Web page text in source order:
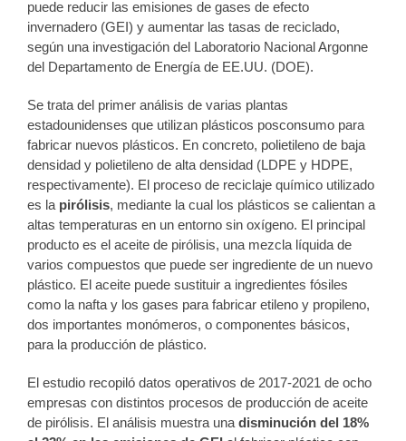
puede reducir las emisiones de gases de efecto
invernadero (GEI) y aumentar las tasas de reciclado,
según una investigación del Laboratorio Nacional Argonne
del Departamento de Energía de EE.UU. (DOE).
Se trata del primer análisis de varias plantas
estadounidenses que utilizan plásticos posconsumo para
fabricar nuevos plásticos. En concreto, polietileno de baja
densidad y polietileno de alta densidad (LDPE y HDPE,
respectivamente). El proceso de reciclaje químico utilizado
es la pirólisis, mediante la cual los plásticos se calientan a
altas temperaturas en un entorno sin oxígeno. El principal
producto es el aceite de pirólisis, una mezcla líquida de
varios compuestos que puede ser ingrediente de un nuevo
plástico. El aceite puede sustituir a ingredientes fósiles
como la nafta y los gases para fabricar etileno y propileno,
dos importantes monómeros, o componentes básicos,
para la producción de plástico.
El estudio recopiló datos operativos de 2017-2021 de ocho
empresas con distintos procesos de producción de aceite
de pirólisis. El análisis muestra una disminución del 18%